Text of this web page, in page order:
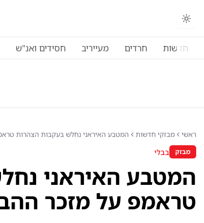
חדשות חרדים מעייריב חסידים ואנ"ש
ראשי מבזקי חדשות המטבע האיראני נחלש בעקבות הצהרות
מבזק בבלי
המטבע האיראני
טראמפ על מזכר